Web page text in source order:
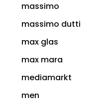
massimo
massimo dutti
max glas
max mara
mediamarkt
men